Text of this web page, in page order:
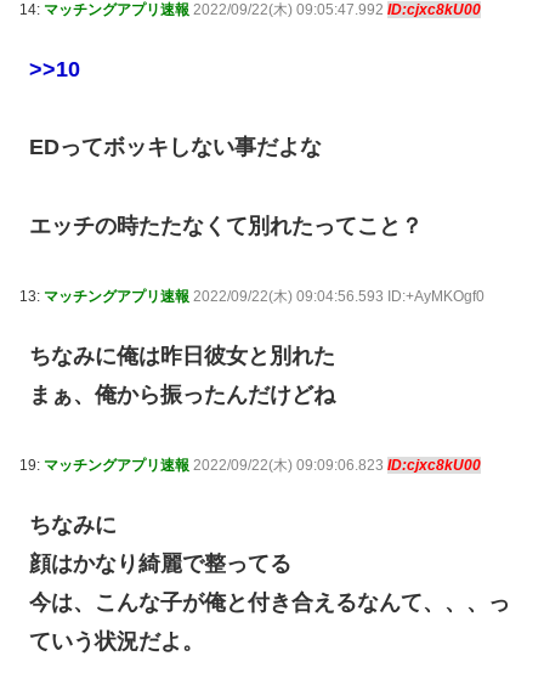
14: マッチングアプリ速報 2022/09/22(木) 09:05:47.992 ID:cjxc8kU00
>>10
EDってボッキしない事だよな
エッチの時たたなくて別れたってこと？
13: マッチングアプリ速報 2022/09/22(木) 09:04:56.593 ID:+AyMKOgf0
ちなみに俺は昨日彼女と別れた
まぁ、俺から振ったんだけどね
19: マッチングアプリ速報 2022/09/22(木) 09:09:06.823 ID:cjxc8kU00
ちなみに
顔はかなり綺麗で整ってる
今は、こんな子が俺と付き合えるなんて、、、っ
ていう状況だよ。